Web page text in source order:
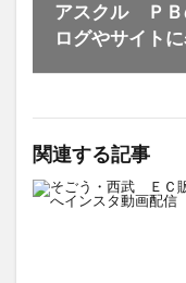
アスクル ＰＢ
ログやサイト
関連する記事